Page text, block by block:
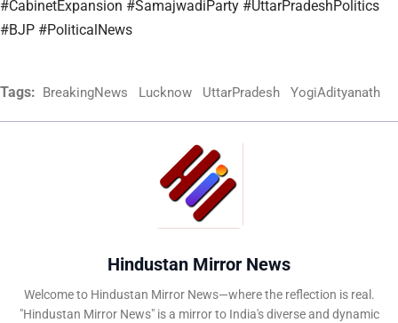
#CabinetExpansion #SamajwadiParty #UttarPradeshPolitics
#BJP #PoliticalNews
Tags: BreakingNews Lucknow UttarPradesh YogiAdityanath
Hindustan Mirror News
Welcome to Hindustan Mirror News—where the reflection is real.
"Hindustan Mirror News" is a mirror to India's diverse and dynamic